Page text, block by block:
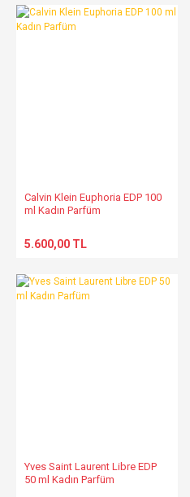
Calvin Klein Euphoria EDP 100
ml Kadın Parfüm
5.600,00 TL
Yves Saint Laurent Libre EDP
50 ml Kadın Parfüm